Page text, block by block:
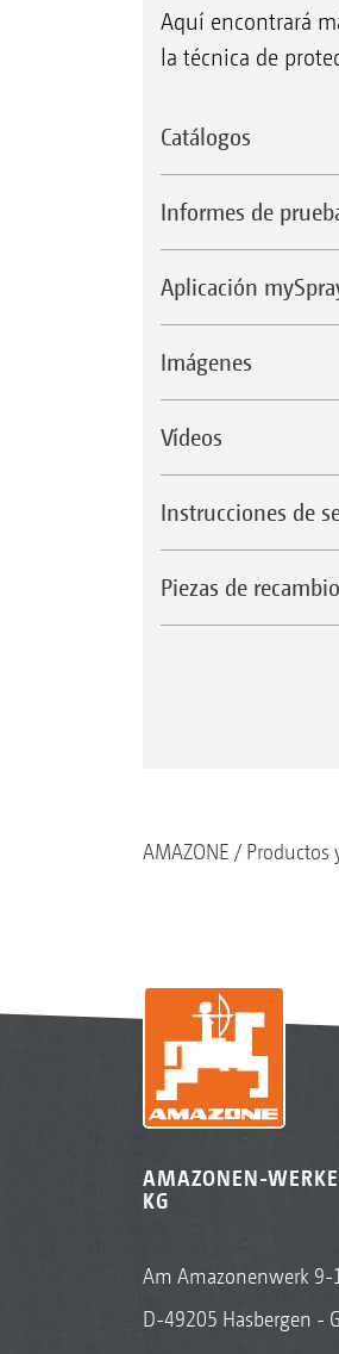
Aquí encontrará
la técnica de
Catálogos
Informes de
Aplicación
Imágenes
Vídeos
Instrucciones de
Piezas de recambio
AMAZONE Productos
AMAZONEN-
KG
Am Amazonenwerk 9-
D-49205 Hasbergen -